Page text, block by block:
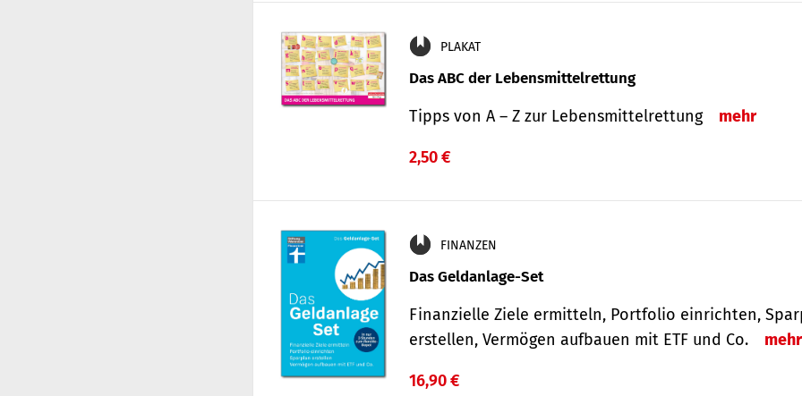
PLAKAT
Das ABC der Lebensmittelrettung
Tipps von A – Z zur Lebensmittelrettung mehr
2,50 €
FINANZEN
Das Geldanlage-Set
Finanzielle Ziele ermitteln, Portfolio einrichten,
erstellen, Vermögen aufbauen mit ETF und Co.
mehr
16,90 €